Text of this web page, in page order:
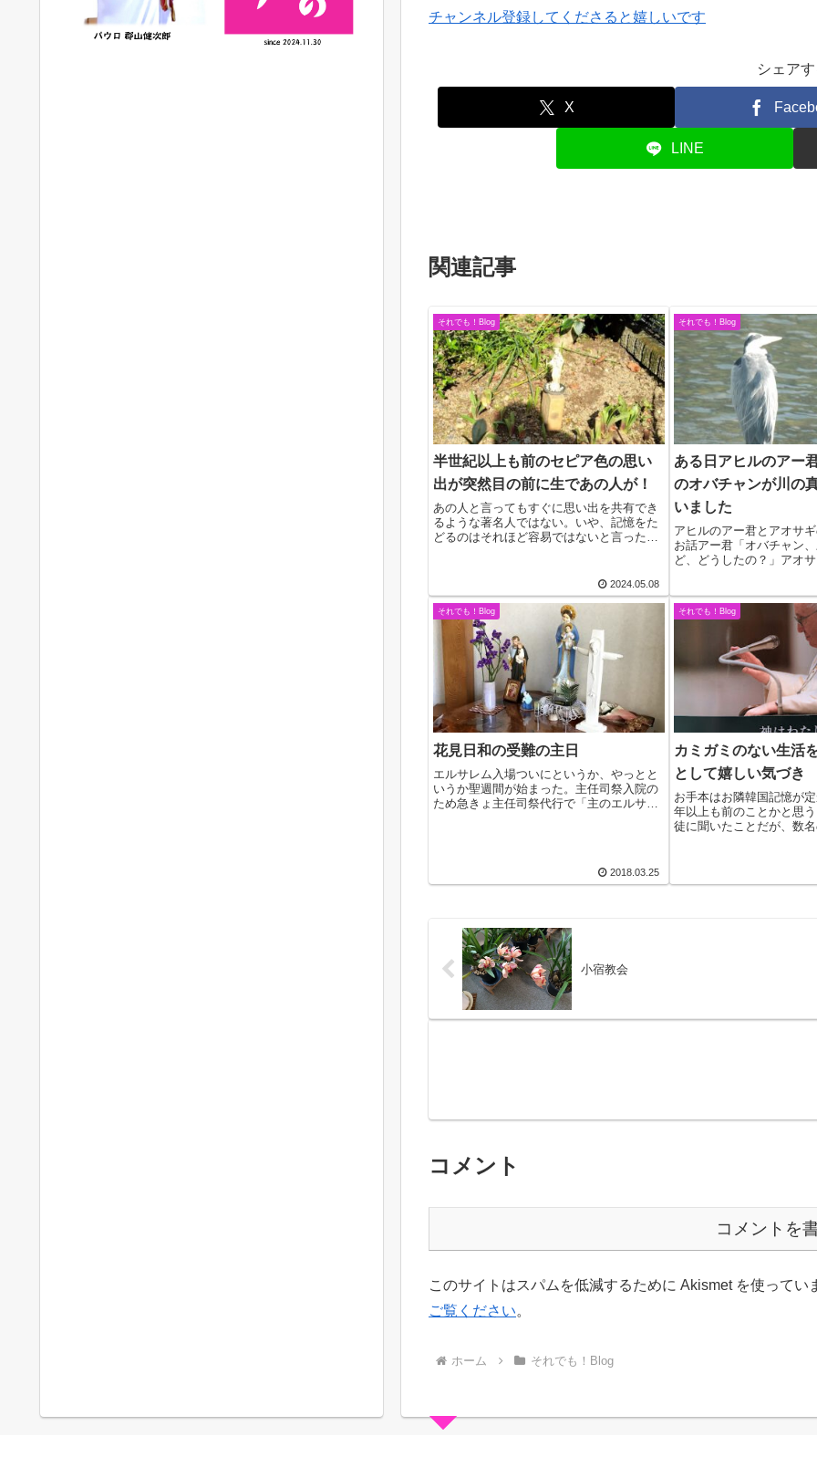
チャンネル登録してくださると嬉しいです
シェアす
X
LINE
関連記事
それでも！Blog
半世紀以上も前のセピア色の思い
出が突然目の前に生であの人が！
あの人と言ってもすぐに思い出を共有でき
るような著名人ではない。いや、記憶をた
どるのはそれほど容易ではないと言ったほ
ことだ。いや、もしかしたら、高校生の頃
だったように...
2024.05.08
それでも！Blog
ある日アヒルのアー
のオバチャンが川の
いました
アヒルのアー君とアオサ
お話アー君「オバチャン
ど、どうしたの？」アオ
よ。」アオサギ「勝手に
「ヤッター！」アオサギ
しぶきをかけな...
それでも！Blog
花見日和の受難の主日
エルサレム入場ついにというか、やっとと
いうか聖週間が始まった。主任司祭入院の
ため急きょ主任司祭代行で「主のエルサレ
2018.03.25
それでも！Blog
カミガミのない生活
として嬉しい気づき
お手本はお隣韓国記憶が
年以上も前のことかと思
徒に聞いたことだが、数
用。全員がスマホを取り
たものだか...
小宿教会
コメント
コメントを
このサイトはスパムを低減するために Akismet を使ってい
ご覧ください。
ホーム それでも！Blog